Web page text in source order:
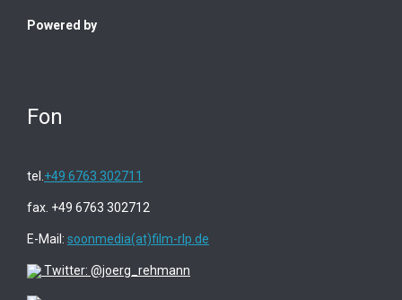
Powered by
Fon
tel. +49 6763 302711
fax. +49 6763 302712
E-Mail: soonmedia(at)film-rlp.de
Twitter: @joerg_rehmann